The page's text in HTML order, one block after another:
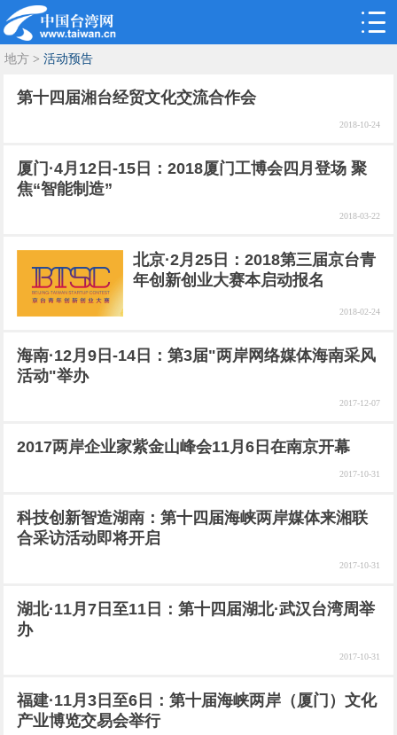
地方 > 活动预告
第十四届湘台经贸文化交流合作会
2018-10-24
厦门·4月12日-15日：2018厦门工博会四月登场 聚
焦“智能制造”
2018-03-22
北京·2月25日：2018第三届京台青
年创新创业大赛本启动报名
2018-02-24
海南·12月9日-14日：第3届"两岸网络媒体海南采风
活动"举办
2017-12-07
2017两岸企业家紫金山峰会11月6日在南京开幕
2017-10-31
科技创新智造湖南：第十四届海峡两岸媒体来湘联
合采访活动即将开启
2017-10-31
湖北·11月7日至11日：第十四届湖北·武汉台湾周举
办
2017-10-31
福建·11月3日至6日：第十届海峡两岸（厦门）文化
产业博览交易会举行